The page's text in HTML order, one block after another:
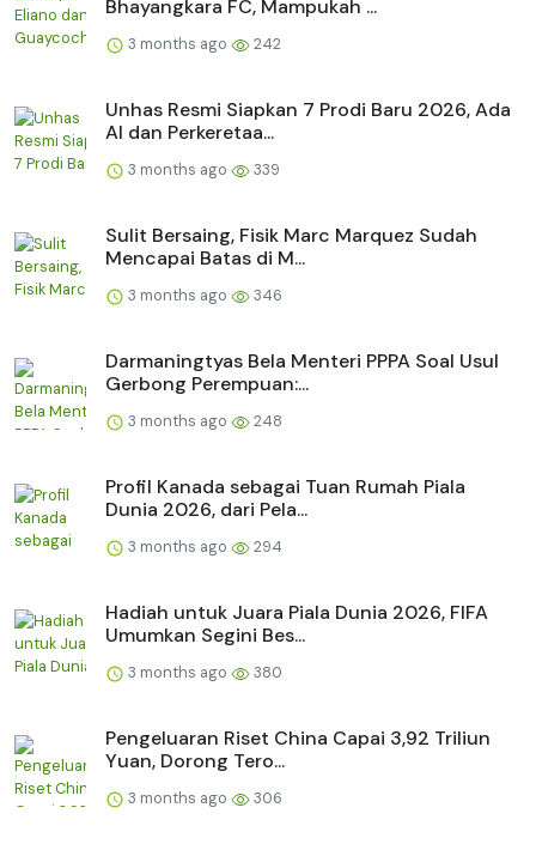
Bhayangkara FC, Mampukah ...
3 months ago 242
Unhas Resmi Siapkan 7 Prodi Baru 2026, Ada
AI dan Perkeretaa...
3 months ago 339
Sulit Bersaing, Fisik Marc Marquez Sudah
Mencapai Batas di M...
3 months ago 346
Darmaningtyas Bela Menteri PPPA Soal Usul
Gerbong Perempuan:...
3 months ago 248
Profil Kanada sebagai Tuan Rumah Piala
Dunia 2026, dari Pela...
3 months ago 294
Hadiah untuk Juara Piala Dunia 2026, FIFA
Umumkan Segini Bes...
3 months ago 380
Pengeluaran Riset China Capai 3,92 Triliun
Yuan, Dorong Tero...
3 months ago 306